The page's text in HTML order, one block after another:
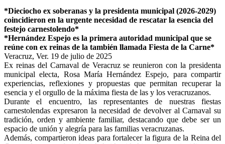
*Dieciocho ex soberanas y la presidenta municipal (2026-2029)
coincidieron en la urgente necesidad de rescatar la esencia del
festejo carnestolendo*
*Hernández Espejo es la primera autoridad municipal que se
reúne con ex reinas de la también llamada Fiesta de la Carne*
Veracruz, Ver. 19 de julio de 2025
Ex reinas del Carnaval de Veracruz se reunieron con la presidenta
municipal electa, Rosa María Hernández Espejo, para compartir
experiencias, reflexiones y propuestas que permitan recuperar la
esencia y el orgullo de la máxima fiesta de las y los veracruzanos.
Durante el encuentro, las representantes de nuestras fiestas
carnestolendas expresaron la necesidad de devolver al Carnaval su
tradición, orden y ambiente familiar, destacando que debe ser un
espacio de unión y alegría para las familias veracruzanas.
Además, compartieron ideas para fortalecer la figura de la Reina del